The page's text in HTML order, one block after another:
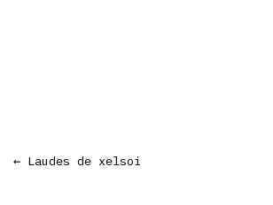
← Laudes de xelsoi